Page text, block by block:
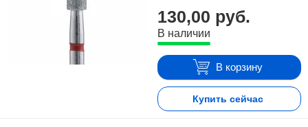
130,00 руб.
В наличии
В корзину
Купить сейчас